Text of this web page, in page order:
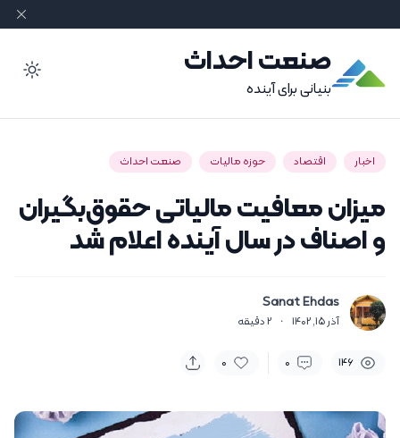
صنعت احداث
بنیانی برای آینده
اخبار اقتصاد حوزه مالیات صنعت احداث
میزان معافیت‌ مالیاتی حقوق‌بگیران
و اصناف در سال آینده اعلام شد
Sanat Ehdas
آذر 15, 1402 ·
2دقیقه
146
0
0